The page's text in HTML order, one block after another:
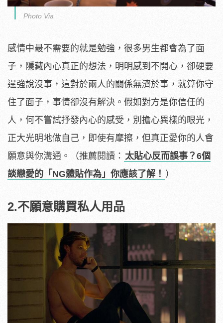
Photo Via
感情中最不需要的就是勉強，很多男生都會為了面
子，隱藏內心真正的想法，明明感到不開心，卻硬要
逞強說沒事，這對於兩人的關係無濟於事，就算你守
住了面子，事情卻沒有解決。假如對方是你信任的
人，何不嘗試抒發內心的感受，別擔心異樣的眼光，
正大光明地做自己，即使有摩擦，但真正愛你的人會
願意與你溝通。（推薦閱讀： 太貼心反而誤事？6個
談戀愛的「NG體貼作為」你應該了解！ ）
2.不願意購買私人用品